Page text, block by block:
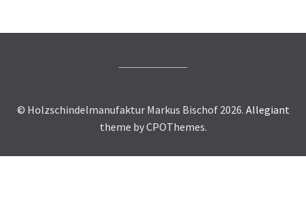
© Holzschindelmanufaktur Markus Bischof 2026. Allegiant
theme by CPOThemes.